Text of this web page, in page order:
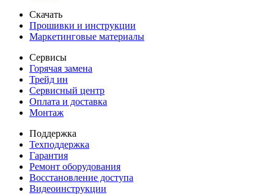
Скачать
Прошивки и инструкции
Маркетинговые материалы
Сервисы
Горячая замена
Трейд ин
Сервисный центр
Оплата и доставка
Монтаж
Поддержка
Техподдержка
Гарантия
Ремонт оборудования
Восстановление доступа
Видеоинструкции